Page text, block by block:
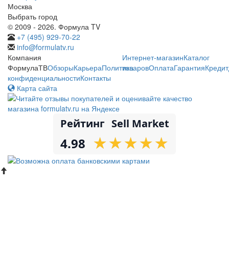
Москва
Выбрать город
© 2009 - 2026. Формула TV
+7 (495) 929-70-22
info@formulatv.ru
Компания
ФормулаТВОбзорыКарьераПолитика
конфиденциальностиКонтакты
Интернет-магазинКаталог
товаровОплатаГарантияКредит
Карта сайта
Рейтинг Sell Market
4.98 ★
★★
★★
★★
★★
★